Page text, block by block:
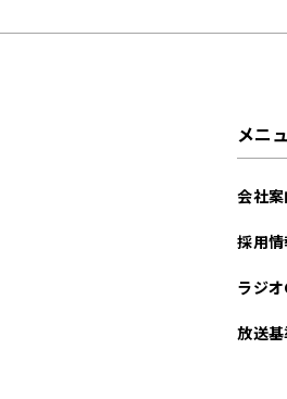
メニ
会社案
採用
ラジ
放送